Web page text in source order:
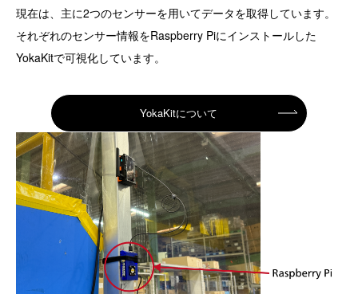
現在は、主に2つのセンサーを用いてデータを取得しています。
それぞれのセンサー情報をRaspberry Piにインストールした
YokaKitで可視化しています。
YokaKitについて